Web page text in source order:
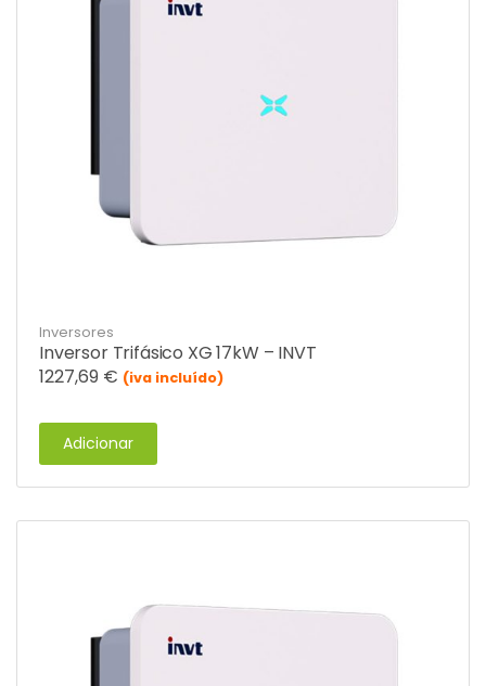
Inversores
Inversor Trifásico XG 17kW – INVT
1227,69 € (iva incluído)
Adicionar